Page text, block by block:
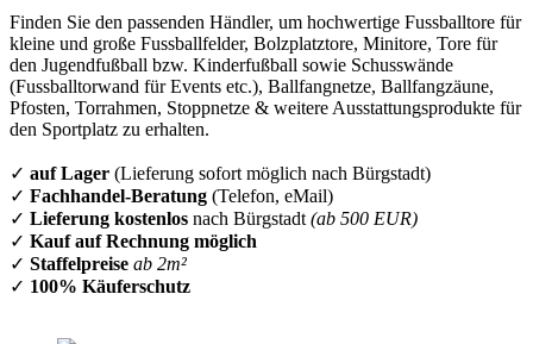
Finden Sie den passenden Händler, um hochwertige Fussballtore für
kleine und große Fussballfelder, Bolzplatztore, Minitore, Tore für
den Jugendfußball bzw. Kinderfußball sowie Schusswände
(Fussballtorwand für Events etc.), Ballfangnetze, Ballfangzäune,
Pfosten, Torrahmen, Stoppnetze & weitere Ausstattungsprodukte für
den Sportplatz zu erhalten.
✓ auf Lager (Lieferung sofort möglich nach Bürgstadt)
✓ Fachhandel-Beratung (Telefon, eMail)
✓ Lieferung kostenlos nach Bürgstadt (ab 500 EUR)
✓ Kauf auf Rechnung möglich
✓ Staffelpreise ab 2m²
✓ 100% Käuferschutz